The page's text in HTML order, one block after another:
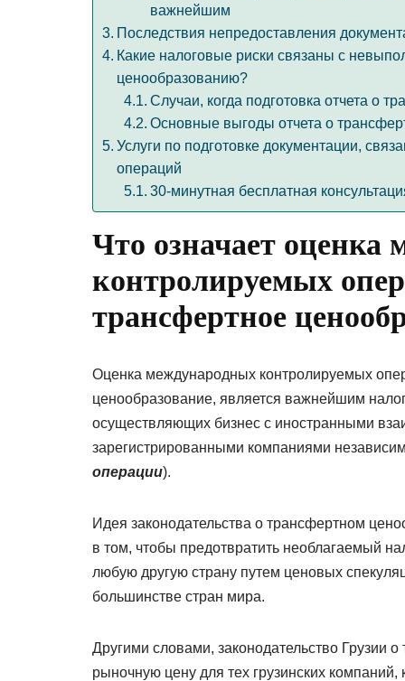
важнейшим
Последствия непредоставления
Какие налоговые риски связаны с
ценообразованию?
Случаи, когда подготовка отчета о
Основные выгоды отчета о
Услуги по подготовке документации,
операций
30-минутная бесплатная
Что означает оценка
контролируемых
трансфертное
Оценка международных контролируемых
ценообразование, является важнейшим
осуществляющих бизнес с иностранными
зарегистрированными компаниями
операции).
Идея законодательства о трансфертном
в том, чтобы предотвратить необлагаемый
любую другую страну путем ценовых
большинстве стран мира.
Другими словами, законодательство Грузии
рыночную цену для тех грузинских